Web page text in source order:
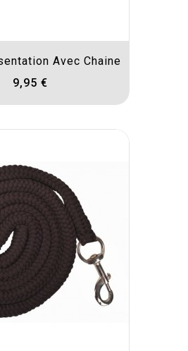
Avec Chaine
9,95 €